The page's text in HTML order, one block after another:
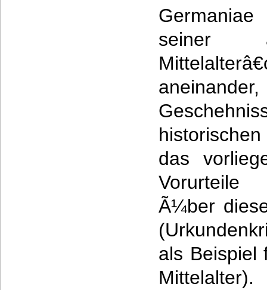
seiner
das
Vorurteile
Ã¼ber
als Beispiel